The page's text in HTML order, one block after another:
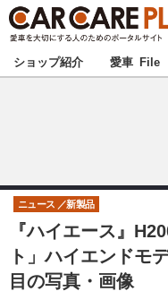
★カーケアプラス認定★
甲信越
東海
中国
ショップ紹介 愛車 File
『ハイエース』
ト」ハイエンドモ
目の写真・画像
ニュース 新製品